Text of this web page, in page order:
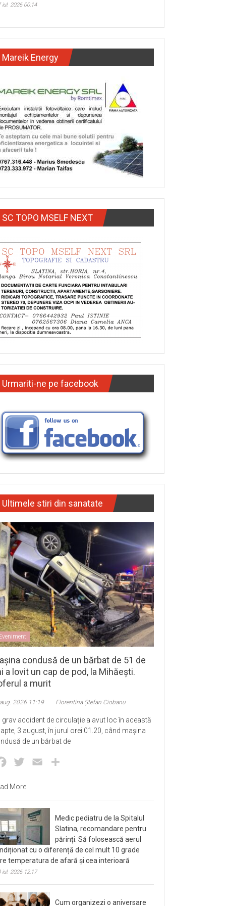
iul. 2026 00:14
Mareik Energy
SC TOPO MSELF NEXT
Urmariti-ne pe facebook
Ultimele stiri din sanatate
condusă de un bărbat de 51 de
a lovit un cap de pod, la Mihăești.
a murit
2026 11:19 Florentina Ștefan Ciobanu
grav accident de circulație a avut loc în această
3 august, în jurul orei 01.20, când mașina
de un bărbat de
Facebook
Twitter Email
More
Medic pediatru de la Spitalul
Slatina, recomandare pentru
părinți: Să folosească aerul
cu o diferență de cel mult 10 grade
temperatura de afară și cea interioară
iul. 2026 12:17
Cum organizezi o aniversare